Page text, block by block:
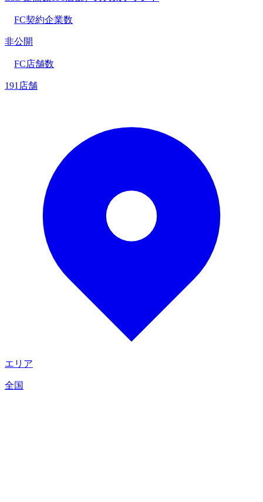
FC契約企業数
非公開
FC店舗数
191店舗
エリア
全国